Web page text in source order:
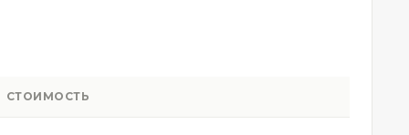
СТОИМОСТЬ